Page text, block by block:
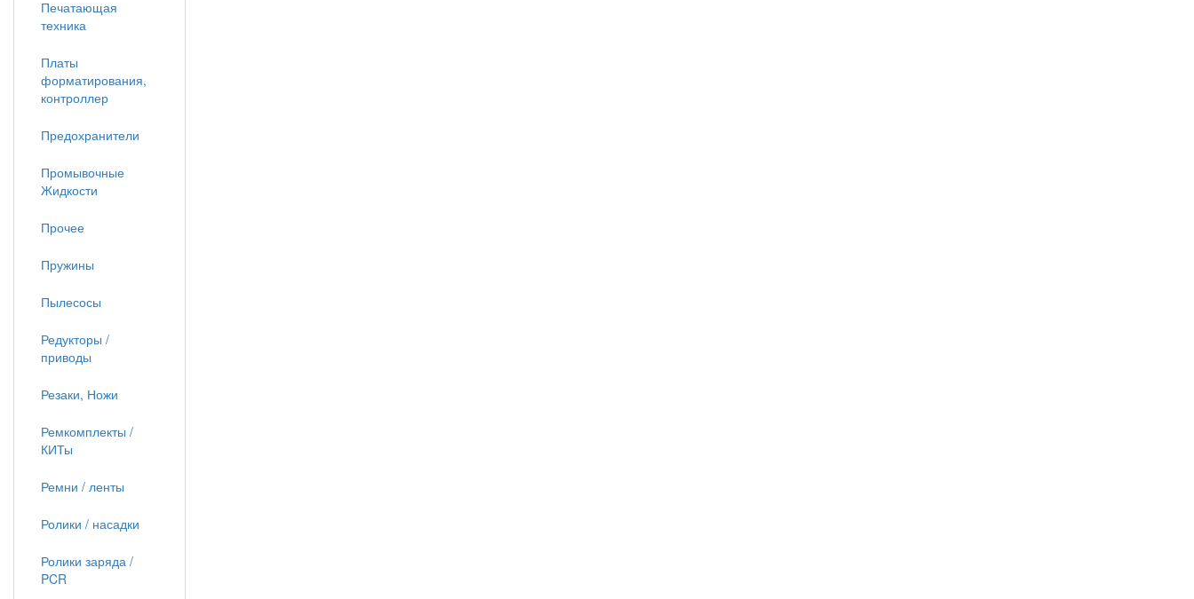
Печатающая
техника
Платы
форматирования,
контроллер
Предохранители
Промывочные
Жидкости
Прочее
Пружины
Пылесосы
Редукторы /
приводы
Резаки, Ножи
Ремкомплекты /
КИТы
Ремни / ленты
Ролики / насадки
Ролики заряда /
PCR